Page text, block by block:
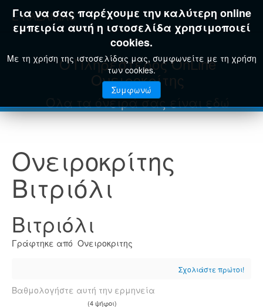
E-KAZAMIAS
Για να σας παρέχουμε την καλύτερη online
εμπειρία αυτή η ιστοσελίδα χρησιμοποιεί
cookies.
Με τη χρήση της ιστοσελίδας μας, συμφωνείτε με τη χρήση
των cookies.
Συμφωνώ
Ο Πληρέστερος OnLine
Ονειροκρίτης
Όλα τα όνειρά σας είναι εδώ
Ονειροκρίτης
Βιτριόλι
Βιτριόλι
Γράφτηκε από Ονειροκριτης
Σχολιάστε πρώτοι!
Βαθμολογήστε αυτή την ερμηνεία
(4 ψήφοι)